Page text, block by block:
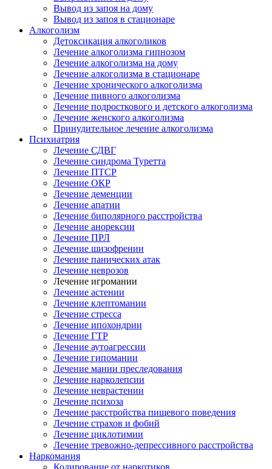
Вывод из запоя на дому
Вывод из запоя в стационаре
Алкоголизм
Детоксикация алкоголиков
Лечение алкоголизма гипнозом
Лечение алкоголизма на дому
Лечение алкоголизма в стационаре
Лечение хронического алкоголизма
Лечение пивного алкоголизма
Лечение подросткового и детского алкоголизма
Лечение женского алкоголизма
Принудительное лечение алкоголизма
Психиатрия
Лечение СДВГ
Лечение синдрома Туретта
Лечение ПТСР
Лечение ОКР
Лечение деменции
Лечение апатии
Лечение биполярного расстройства
Лечение анорексии
Лечение ПРЛ
Лечение шизофрении
Лечение панических атак
Лечение неврозов
Лечение игромании
Лечение астении
Лечение клептомании
Лечение стресса
Лечение ипохондрии
Лечение ГТР
Лечение аутоагрессии
Лечение гипомании
Лечение мании преследования
Лечение нарколепсии
Лечение неврастении
Лечение психоза
Лечение расстройства пищевого поведения
Лечение страхов и фобий
Лечение циклотимии
Лечение тревожно-депрессивного расстройства
Наркомания
Кодирование от наркотиков